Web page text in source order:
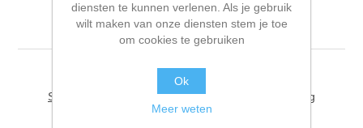
20251223 VIK printer
Schrijf als eerste voor dit document een beoordeling
diensten te kunnen verlenen. Als je gebruik
wilt maken van onze diensten stem je toe
om cookies te gebruiken
Ok
Meer weten